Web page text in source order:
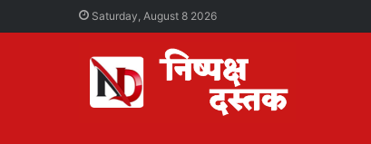
Saturday, August 8 2026